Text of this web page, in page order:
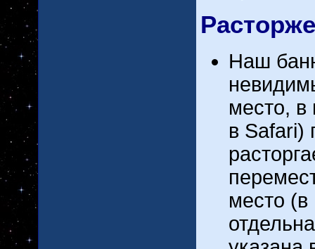
Наш
место, в
в Safari)
место